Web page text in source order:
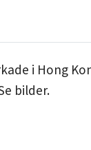
i Hong
bilder.